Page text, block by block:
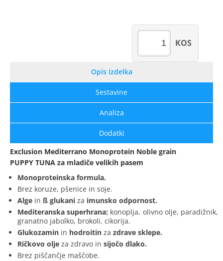
KOS
Opis izdelka
Sestavine
Analiza
Dodatki
Exclusion Mediterrano Monoprotein Noble grain
PUPPY TUNA za mladiče velikih pasem
Monoproteinska formula.
Brez koruze, pšenice in soje.
Alge in ß glukani za imunsko odpornost.
Mediteranska superhrana: konoplja, olivno olje, paradižnik,
granatno jabolko, brokoli, cikorija.
Glukozamin in hodroitin za zdrave sklepe.
Ričkovo olje za zdravo in sijočo dlako.
Brez piščančje maščobe.